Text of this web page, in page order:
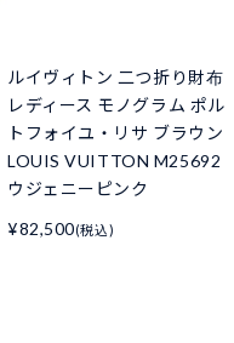
ルイヴィトン 二つ折り財布
レディース モノグラム ポル
トフォイユ・リサ ブラウン
LOUIS VUITTON M25692
ウジェニーピンク
¥82,500(税込)